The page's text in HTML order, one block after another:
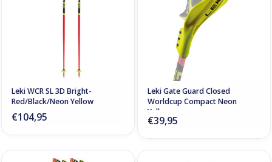
Leki WCR SL 3D Bright-
Red/Black/Neon Yellow
€104,95
Leki Gate Guard Closed
Worldcup Compact Neon
Yellow
€39,95